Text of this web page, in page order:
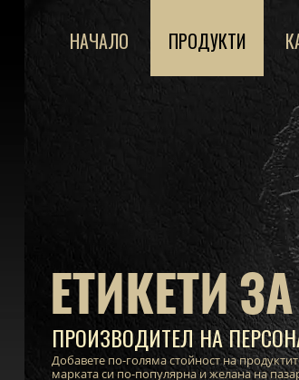
ЕТИКЕТИ
ПРОИЗВОДИТЕЛ НА
Добавете по-голяма стойност на
марката си по-популярна и желана на
НАЧАЛО ПРОДУКТИ